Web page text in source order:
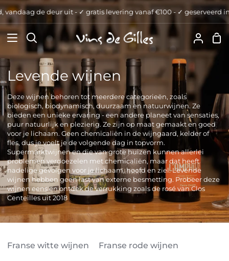
Verder
naar
inhoud
de deur uit - ✓ gratis levering vanaf €100 - ✓ geserveerd in
Zoeken
Uw
Levende wijnen
Deze wijnen behoren tot meerdere categorieën, zoals
biologisch, biodynamisch, duurzaam en natuurwijnen. Ze
bieden een unieke ervaring - een andere planeet van sensaties,
puur natuurlijk en plezierig. Ze zijn op maat gemaakt en goed
voor je lichaam. Geen chemicaliën in de wijngaard, kelder of
fles, dus je voelt je de volgende dag in topvorm.
Supermarktwijnen en die van grote huizen kunnen allerlei
problemen verdoezelen met chemicaliën, maar dat heeft
nadelige gevolgen voor je lichaam, hoofd en ziel. Levende
wijnen hebben geen last van externe besmetting. Probeer deze
wijnen eens en ontdek de verrukking zoals de rosé van Clos
Centeilles uit 2018
Franse witte wijnen Franse rode wijnen